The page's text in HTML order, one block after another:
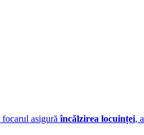
focarul asigurăîncălzirea locuinței,